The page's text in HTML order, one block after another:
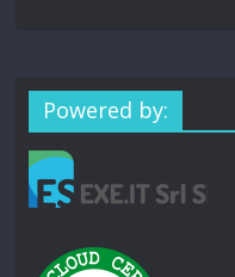
Powered by: